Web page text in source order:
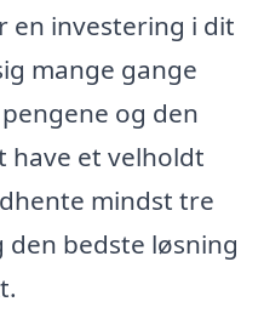
en investering i dit
mange gange
og den
have et velholdt
mindst tre
bedste løsning